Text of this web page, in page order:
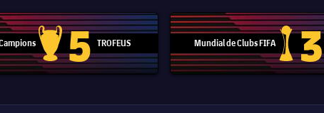
Trofeu de la Lliga de Campions
5 TROFEUS Mundial de Clubs FIFA
Trofeu del
3